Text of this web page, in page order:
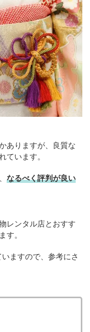
ありますが、良質な
ています。
なるべく評判が良い
レンタル店とおすす
す。
ますので、参考にさ